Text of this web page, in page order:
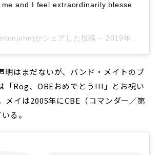
and I feel extraordinarily blesse
がシェアした投稿 – 2019年12月月27日午後3時04分PST
明はまだないが、バンド・メイトのブ
「Rog、OBEおめでとう!!!」とお祝い
メイは2005年にCBE（コマンダー／第
る。